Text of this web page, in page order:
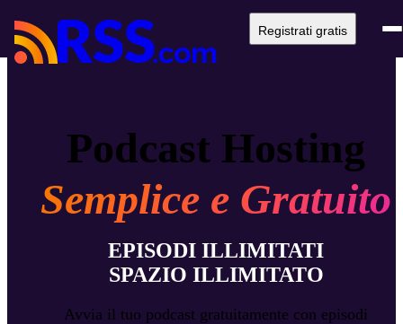
Registrati gratis
Podcast Hosting
Semplice e Gratuito
EPISODI ILLIMITATI
SPAZIO ILLIMITATO
Avvia il tuo podcast gratuitamente con episodi